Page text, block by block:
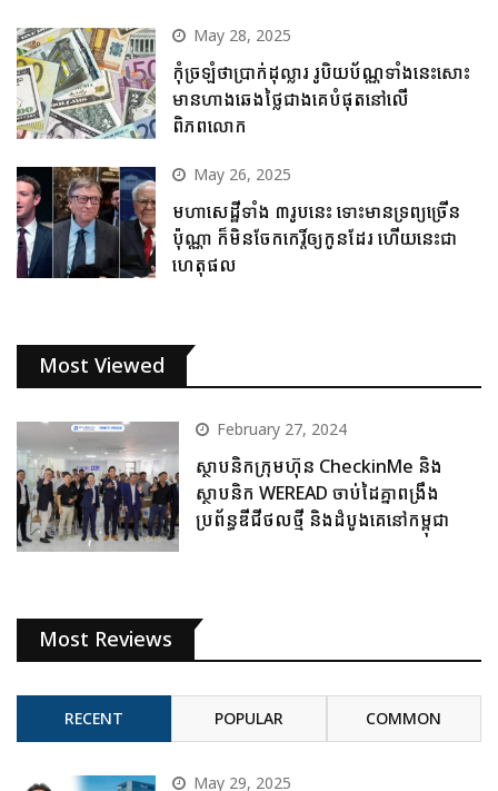
May 28, 2025
កុំច្រឡំថាប្រាក់ដុល្លារ រូបិយប័ណ្ណទាំងនេះសោះ
មានហាងឆេងថ្លៃជាងគេបំផុតនៅលើ
ពិភពលោក
May 26, 2025
មហាសេដ្ឋីទាំង ៣រូបនេះ ទោះមានទ្រព្យច្រើន
ប៉ុណ្ណា ក៏មិនចែកកេរ្តិ៍ឲ្យកូនដែរ ហើយនេះជា
ហេតុផល
Most Viewed
February 27, 2024
ស្ថាបនិកក្រុមហ៊ុន CheckinMe និង
ស្ថាបនិក WEREAD ចាប់ដៃគ្នាពង្រឹង
ប្រព័ន្ធឌីជីថលថ្មី និងដំបូងគេនៅកម្ពុជា
Most Reviews
RECENT POPULAR COMMON
May 29, 2025